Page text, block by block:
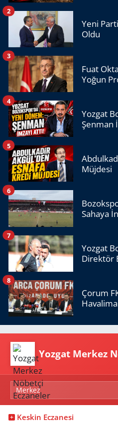
Yeni
Oldu
2
Fuat
Yoğun
3
Yozgat
Şenman
4
Müjdesi
5
Sahaya
6
Yozgat
Direktör
7
Çorum
8
Yozgat Merkez
Keskin Eczanesi